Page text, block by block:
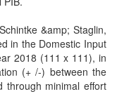
&amp; Staglin,
in the Domestic Input
2018 (111 x 111), in
(+ /-) between the
through minimal effort